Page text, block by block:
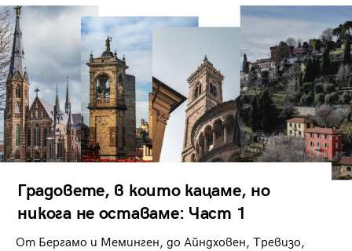
Градовете, в които кацаме, но
никога не оставаме: Част 1
От Бергамо и Меминген, до Айндховен, Тревизо,